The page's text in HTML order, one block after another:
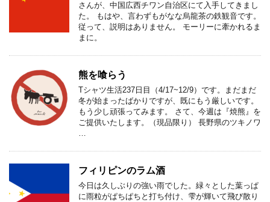
さんが、中国広西チワン自治区にて入手してきまし
た。 もはや、言わずもがなな烏龍茶の鉄観音です。
従って、説明はありません。 モーリーに牽かれるま
まに。
熊を喰らう
Tシャツ生活237日目（4/17~12/9）です。まだまだ
冬が始まったばかりですが、既にもう厳しいです。
もう少し頑張ってみます。 さて、今週は『焼熊』を
ご提供いたします。（現品限り） 長野県のツキノワ
…
フィリピンのラム酒
今日は久しぶりの強い雨でした。緑々とした葉っぱ
に雨粒がぱちぱちと打ち付け、雫が輝いて飛び散り